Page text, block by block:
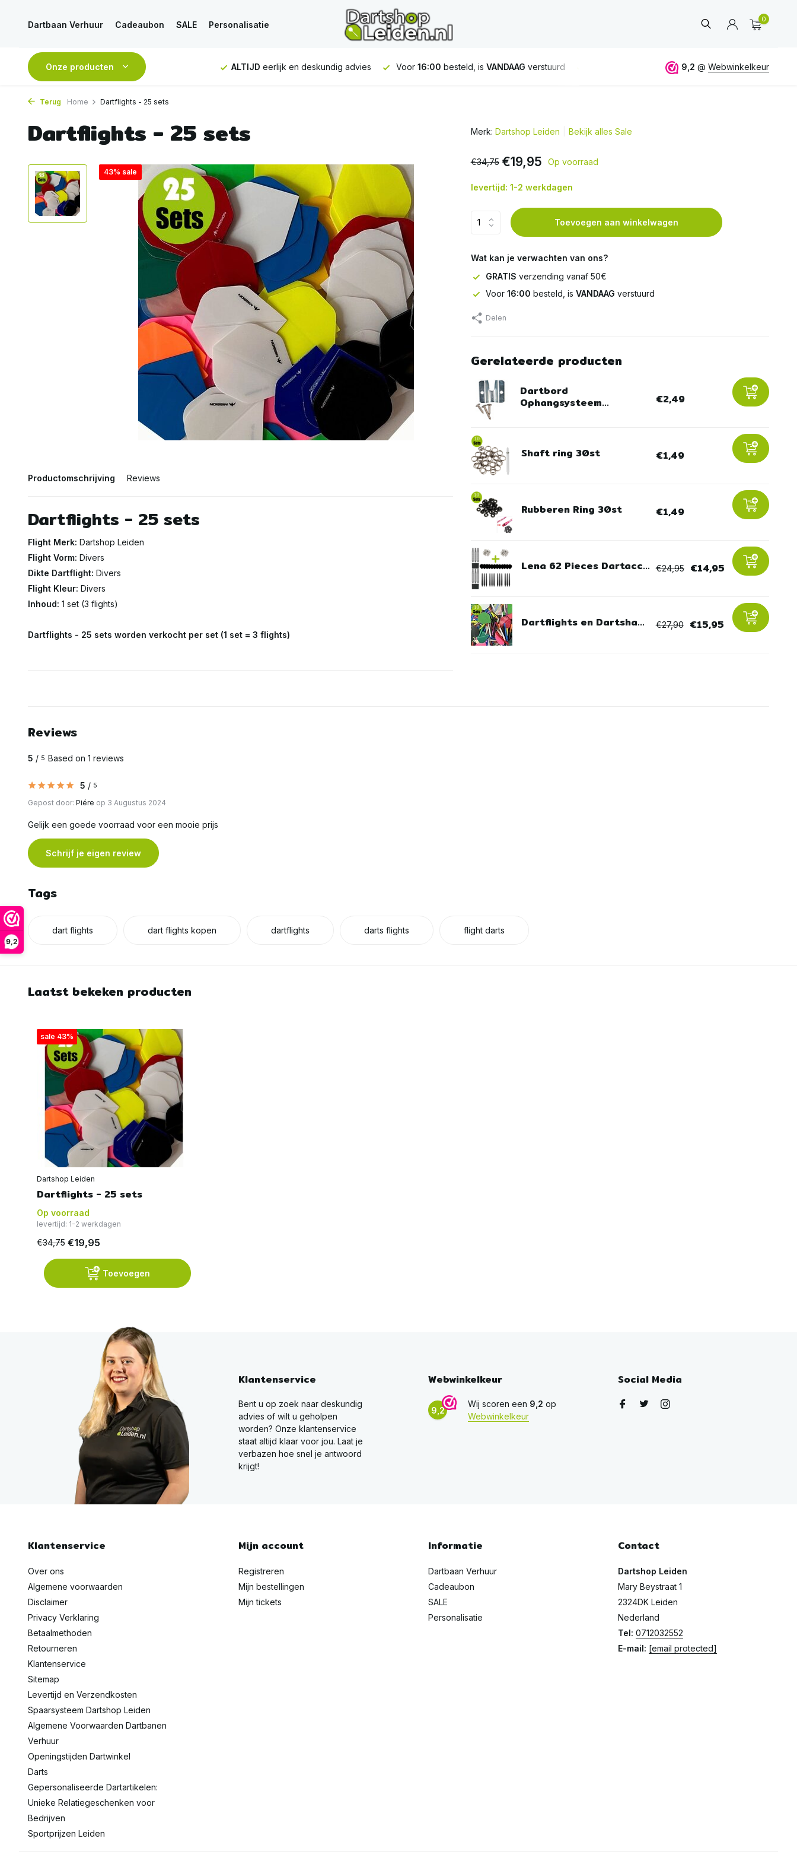
9,2
Dartbaan Verhuur Cadeaubon SALE Personalisatie
0
Onze producten
verstuurd GRATIS verzending vanaf 50€ ALTIJD eerlijk en deskundig advies Voor 16:00 besteld, is VANDAAG verstuurd verzending vanaf 50€ ALTIJDeerlijk
9,2 @ Webwinkelkeur
Terug Home Dartflights - 25 sets
Dartflights - 25 sets
43% sale
Productomschrijving Reviews
Dartflights - 25 sets
Flight Merk: Dartshop Leiden
Flight Vorm: Divers
Dikte Dartflight: Divers
Flight Kleur: Divers
Inhoud: 1 set (3 flights)
Dartflights - 25 sets worden verkocht per set (1 set = 3 flights)
Merk: Dartshop Leiden Bekijk alles Sale
€34,75 €19,95 Op voorraad
levertijd: 1-2 werkdagen
Toevoegen aan winkelwagen
Wat kan je verwachten van ons?
GRATIS verzending vanaf 50€
Voor 16:00 besteld, is VANDAAG verstuurd
Delen
Gerelateerde producten
Dartbord
Ophangsysteem...
€2,49
Shaft ring 30st €1,49
Rubberen Ring 30st €1,49
Lena 62 Pieces Dartacc... €24,95 €14,95
Dartflights en Dartsha... €27,90 €15,95
Reviews
5 / 5 Based on 1 reviews
5 / 5
Gepost door: Piére op 3 Augustus 2024
Gelijk een goede voorraad voor een mooie prijs
Schrijf je eigen review
Tags
dart flights dart flights kopen dartflights darts flights flight darts
Laatst bekeken producten
sale 43%
Dartshop Leiden
Dartflights - 25 sets
Op voorraad
levertijd: 1-2 werkdagen
€34,75 €19,95
Toevoegen
Klantenservice
Bent u op zoek naar deskundig
advies of wilt u geholpen
worden? Onze klantenservice
staat altijd klaar voor jou. Laat je
verbazen hoe snel je antwoord
krijgt!
Webwinkelkeur
9,2
Wij scoren een 9,2 op
Webwinkelkeur
Social Media
Klantenservice
Over ons
Algemene voorwaarden
Disclaimer
Privacy Verklaring
Betaalmethoden
Retourneren
Klantenservice
Sitemap
Levertijd en Verzendkosten
Spaarsysteem Dartshop Leiden
Algemene Voorwaarden Dartbanen
Verhuur
Openingstijden Dartwinkel
Darts
Gepersonaliseerde Dartartikelen:
Unieke Relatiegeschenken voor
Bedrijven
Sportprijzen Leiden
Mijn account
Registreren
Mijn bestellingen
Mijn tickets
Informatie
Dartbaan Verhuur
Cadeaubon
SALE
Personalisatie
Contact
Dartshop Leiden
Mary Beystraat 1
2324DK Leiden
Nederland
Tel: 0712032552
E-mail: [email protected]